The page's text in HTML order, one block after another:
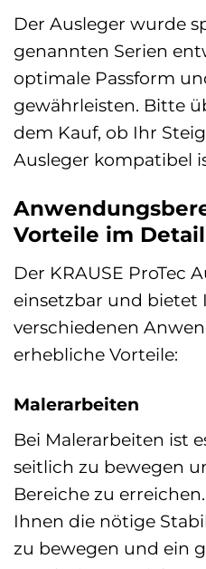
Der Ausleger wurde
genannten Serien
optimale Passform
gewährleisten. Bitte
dem Kauf, ob Ihr
Ausleger kompatibel
Vorteile im Detail
Der KRAUSE ProTec
einsetzbar und bietet
verschiedenen
erhebliche Vorteile:
Malerarbeiten
Bei Malerarbeiten ist
seitlich zu bewegen
Bereiche zu
Ihnen die nötige
zu bewegen und ein